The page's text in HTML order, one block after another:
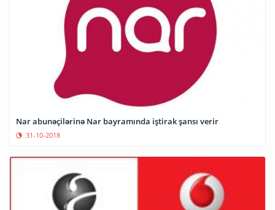
Nar abunəçilərinə Nar bayramında iştirak şansı verir
31-10-2018